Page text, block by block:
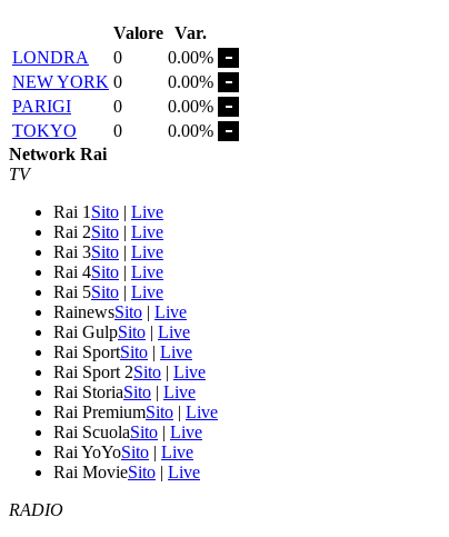
Valore Var.
LONDRA
0
0.00%
NEW YORK 0
0.00%
PARIGI
0
0.00%
TOKYO
0
0.00%
Network Rai
TV
Rai 1 Sito | Live
Rai 2Sito | Live
Rai 3Sito | Live
Rai 4Sito | Live
Rai 5Sito | Live
RainewsSito | Live
Rai GulpSito | Live
Rai SportSito | Live
Rai Sport 2Sito | Live
Rai StoriaSito | Live
Rai PremiumSito | Live
Rai ScuolaSito | Live
Rai YoYoSito | Live
Rai MovieSito | Live
RADIO